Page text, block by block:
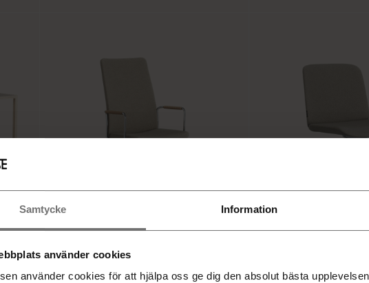
Samtycke Information
använder cookies
använder cookies för att hjälpa oss ge dig den absolut bästa
höj och sänkbar